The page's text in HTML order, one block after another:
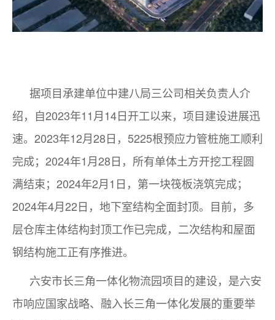
据项目承建单位中建八局三公司相关负责人介
绍，自2023年11月14日开工以来，项目建设进展迅
速。2023年12月28日，5225根预应力管桩施工顺利
完成；2024年1月28日，所有单体土方开挖工程圆
满结束；2024年2月1日，第一块筏板浇筑完成；
2024年4月22日，地下室结构全面封顶。目前，多
层仓库主体结构封顶工作已完成，二次结构和屋面
钢结构施工正有序推进。
六安市长三角一体化物流园项目的建设，是六安
市响应国家战略、融入长三角一体化发展的重要举